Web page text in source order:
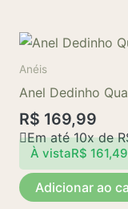
Anéis
Anel Dedinho
R$ 169,99
Em até 10x de
À vistaR$ 161,49
Adicionar ao